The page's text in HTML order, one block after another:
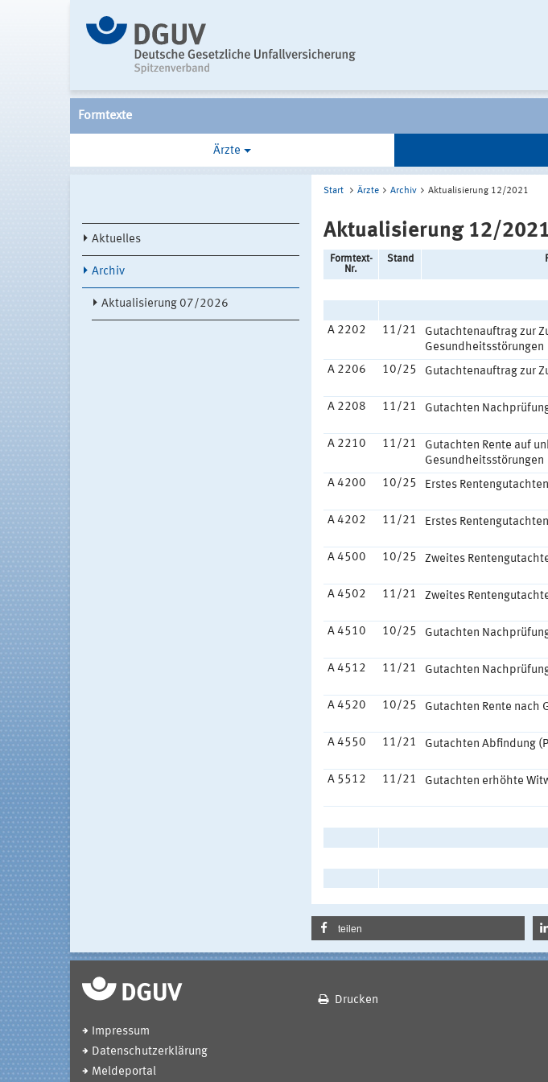
Formtexte
Ärzte
Aktuelles
Archiv
Aktualisierung 07/2026
Start Ärzte Archiv Aktualisierung 12/2021
Aktualisierung 12/2021
Formtext-
Nr.
Stand
A 2202 11/21
Gutachtenauftrag zur
Gesundheitsstörungen
A 2206 10/25 Gutachtenauftrag zur
A 2208 11/21 Gutachten
A 2210 11/21
Gutachten Rente auf
Gesundheitsstörungen
A 4200 10/25 Erstes
A 4202 11/21 Erstes
A 4500 10/25 Zweites
A 4502 11/21 Zweites
A 4510 10/25 Gutachten
A 4512 11/21 Gutachten
A 4520 10/25 Gutachten Rente nach
A 4550 11/21 Gutachten Abfindung
A 5512 11/21 Gutachten erhöhte
teilen
Drucken
Impressum
Datenschutzerklärung
Meldeportal